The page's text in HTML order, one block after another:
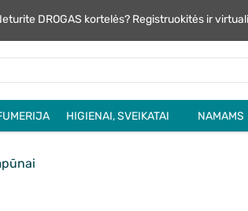
DROGAS kortelės? Registruokitės ir
HIGIENAI, SVEIKATAI NAMAMS